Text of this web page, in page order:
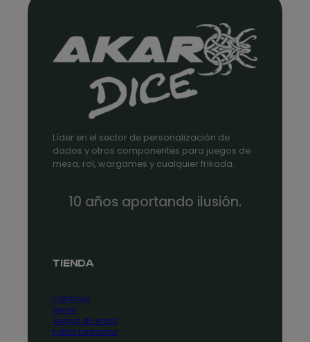
Líder en el sector de personalización de
dados y otros componentes para juegos de
mesa, rol, wargames y cualquier frikada.
10 años aportando ilusión.
TIENDA
Catálogo
Series
Juegos de mesa
Fútbol fantástico